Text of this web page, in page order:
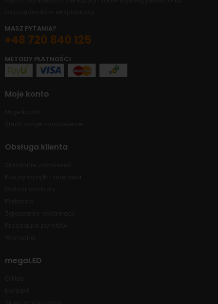
MASZ PYTANIA?
+48 720 840 125
METODY PŁATNOŚCI
Moje konto
Obsługa klienta
megaLED